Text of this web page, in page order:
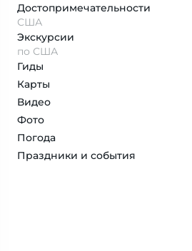
Достопримеча­тельности
США
Экскурсии
по США
Гиды
Карты
Видео
Фото
Погода
Праздники и события